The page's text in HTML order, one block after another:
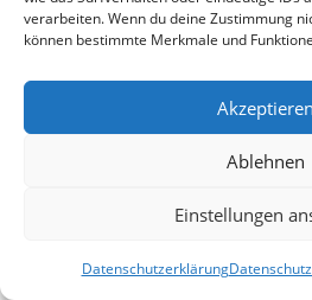
verarbeiten. Wenn du deine Zustimmung
können bestimmte Merkmale und
Akzeptieren
Ablehnen
Einstellungen
Datenschutzerklärung
ich habe nicht geschrieben, dass
gelten, sondern habe nur daruaf
aufmerksam gemacht, dass dieser
Rittertugenden in dieser Form nicht
Eine Annahme, dass wir uns von